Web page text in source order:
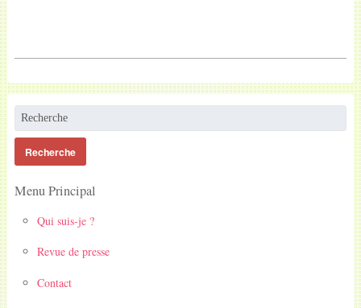
Menu Principal
Qui suis-je ?
Revue de presse
Contact